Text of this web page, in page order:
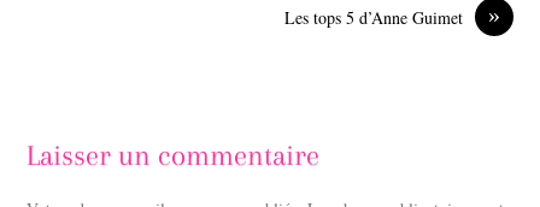
»
Les tops 5 d’Anne Guimet
Laisser un commentaire